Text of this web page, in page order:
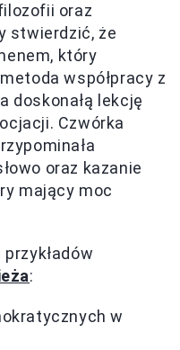
oraz
stwierdzić, że
który
współpracy z
doskonałą lekcję
Czwórka
oraz kazanie
mający moc
:
w